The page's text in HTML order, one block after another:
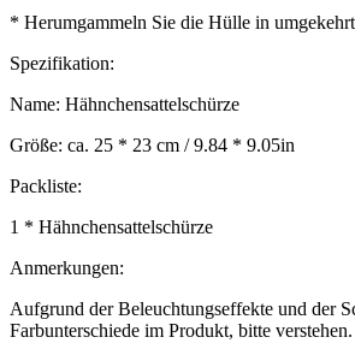
* Herumgammeln Sie die Hülle in
Spezifikation:
Name: Hähnchensattelschürze
Größe: ca. 25 * 23 cm / 9.84 * 9.05in
Packliste:
1 * Hähnchensattelschürze
Anmerkungen:
Aufgrund der Beleuchtungseffekte und der
Farbunterschiede im Produkt, bitte verstehen.